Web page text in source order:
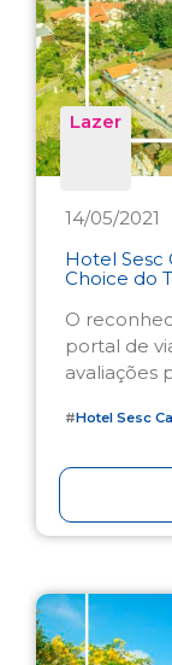
Lazer
14/05/2021
Hotel Sesc
Choice do
O
portal de
avaliações
#Hotel Sesc